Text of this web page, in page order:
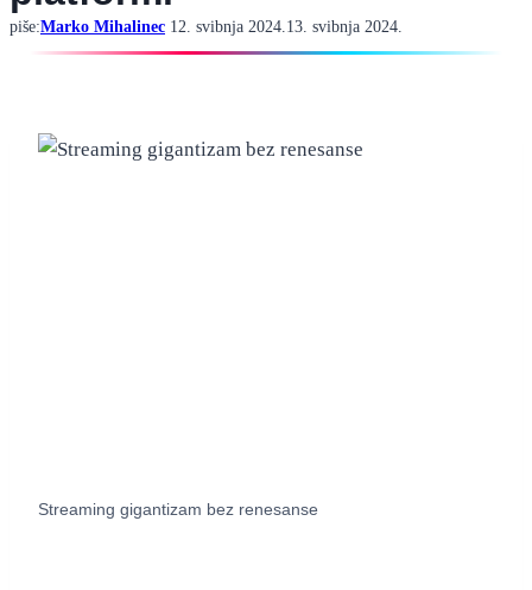
piše:Marko Mihalinec 12. svibnja 2024.13. svibnja 2024.
Streaming gigantizam bez renesanse